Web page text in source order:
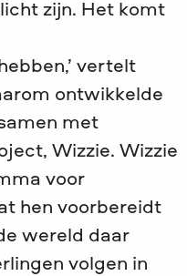
zijn. Het komt
vertelt
ontwikkelde
met
Wizzie. Wizzie
voor
hen voorbereidt
wereld daar
volgen in